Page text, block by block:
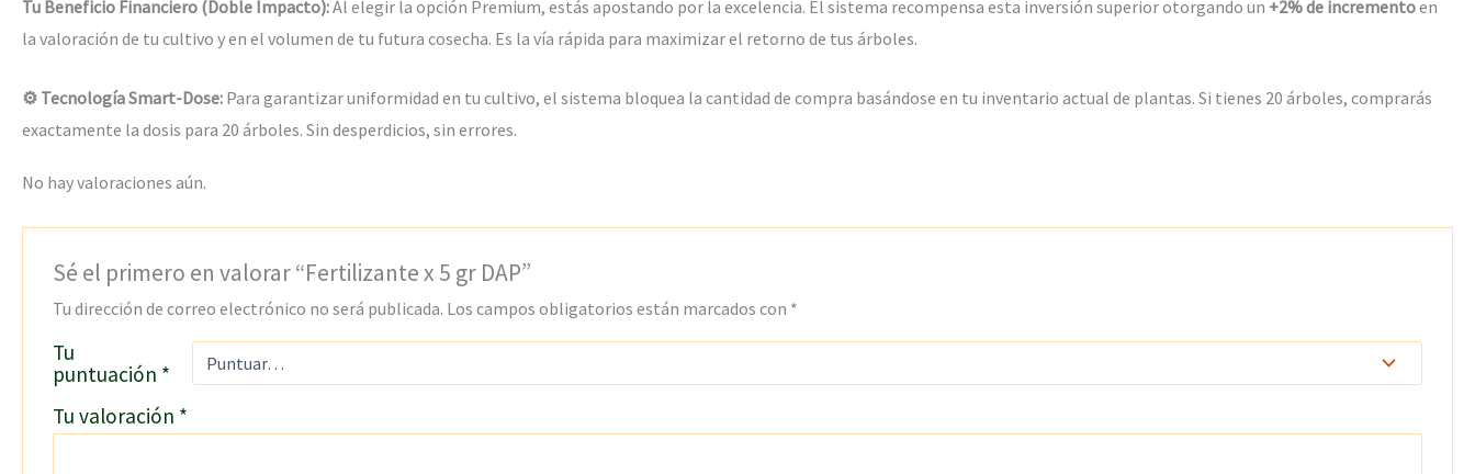
Tu Beneficio Financiero (Doble Impacto):Al elegir la opción Premium, estás apostando por la excelencia. El sistema recompensa esta inversión superior otorgando un +2% de incrementoen
la valoración de tu cultivo y en el volumen de tu futura cosecha. Es la vía rápida para maximizar el retorno de tus árboles.
⚙️ Tecnología Smart-Dose: Para garantizar uniformidad en tu cultivo, el sistema bloquea la cantidad de compra basándose en tu inventario actual de plantas. Si tienes 20 árboles, comprarás
exactamente la dosis para 20 árboles. Sin desperdicios, sin errores.
No hay valoraciones aún.
Sé el primero en valorar “Fertilizante x 5 gr DAP”
Tu dirección de correo electrónico no será publicada. Los campos obligatorios están marcados con *
Tu
puntuación *
Tu valoración *